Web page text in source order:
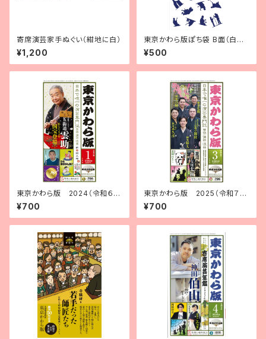
寄席演芸家手ぬぐい（紺地に白）
¥1,200
東京かわら版ぽち袋 B面（白地
に紺・3枚入）
¥500
東京かわら版 2024（令和６）
年１月号
¥700
東京かわら版 2025（令和７）
年３月号
¥700